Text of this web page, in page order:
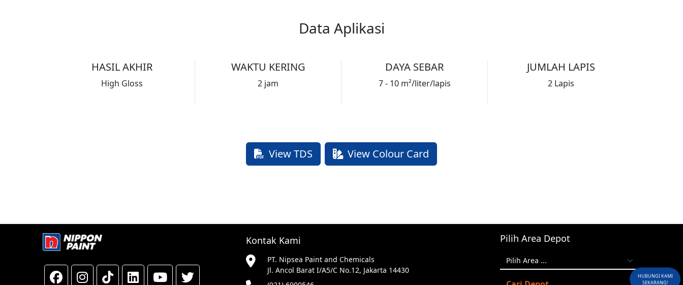
Data Aplikasi
HASIL AKHIR
High Gloss
WAKTU KERING
2 jam
DAYA SEBAR
7 - 10 m²/liter/lapis
JUMLAH LAPIS
2 Lapis
View TDS View Colour Card
HUBUNGI KAMI
SEKARANG!
Kontak Kami
PT. Nipsea Paint and Chemicals
Jl. Ancol Barat I/A5/C No.12, Jakarta 14430
Pilih Area Depot